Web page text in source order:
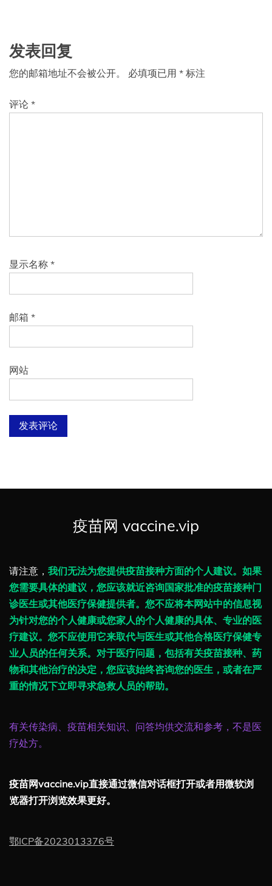
发表回复
您的邮箱地址不会被公开。 必填项已用 * 标注
评论 *
显示名称 *
邮箱 *
网站
疫苗网 vaccine.vip
请注意， 我们无法为您提供疫苗接种方面的个人建议。如果
您需要具体的建议，您应该就近咨询国家批准的疫苗接种门
诊医生或其他医疗保健提供者。您不应将本网站中的信息视
为针对您的个人健康或您家人的个人健康的具体、专业的医
疗建议。您不应使用它来取代与医生或其他合格医疗保健专
业人员的任何关系。对于医疗问题，包括有关疫苗接种、药
物和其他治疗的决定，您应该始终咨询您的医生，或者在严
重的情况下立即寻求急救人员的帮助。
有关传染病、疫苗相关知识、问答均供交流和参考，不是医
疗处方。
疫苗网vaccine.vip直接通过微信对话框打开或者用微软浏
览器打开浏览效果更好。
鄂ICP备2023013376号